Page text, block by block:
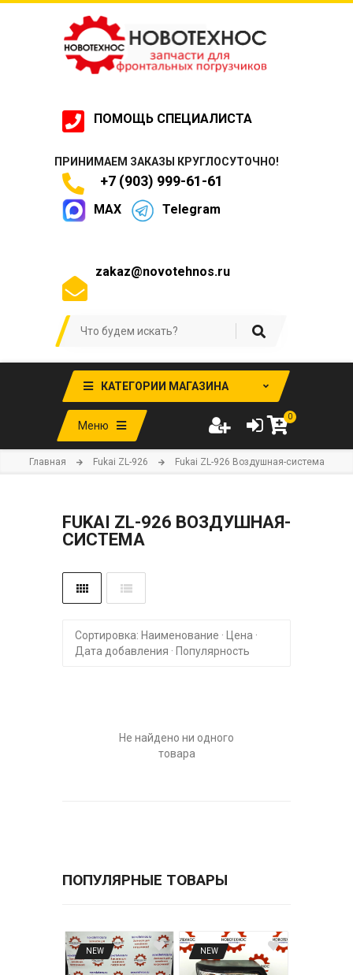
ПОМОЩЬ СПЕЦИАЛИСТА
ПРИНИМАЕМ ЗАКАЗЫ КРУГЛОСУТОЧНО!
+7 (903) 999-61-61
MAX Telegram
zakaz@novotehnos.ru
КАТЕГОРИИ МАГАЗИНА
Меню
0
Главная Fukai ZL-926 Fukai ZL-926 Воздушная-система
FUKAI ZL-926 ВОЗДУШНАЯ-
СИСТЕМА
Сортировка: Наименование · Цена ·
Дата добавления · Популярность
Не найдено ни одного
товара
ПОПУЛЯРНЫЕ ТОВАРЫ
NEW NEW